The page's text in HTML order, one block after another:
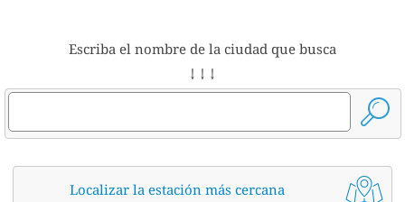
Escriba el nombre de la ciudad que busca
↓ ↓ ↓
Localizar la estación más cercana